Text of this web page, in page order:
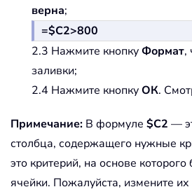
верна;
=$C2>800
2.3 Нажмите кнопкуФормат,
заливки;
2.4 Нажмите кнопкуОК.
Примечание: В формуле $C2 —
столбца, содержащего нужные
это критерий, на основе
ячейки. Пожалуйста, измените их